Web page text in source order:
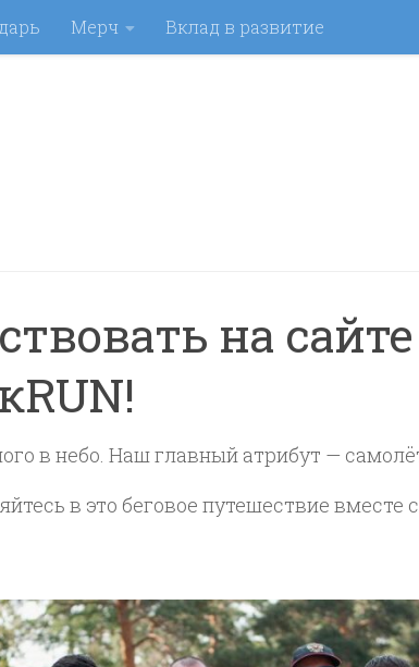
Мерч Вклад в развитие
на
в небо. Наш главный атрибут —
в это беговое путешествие вместе